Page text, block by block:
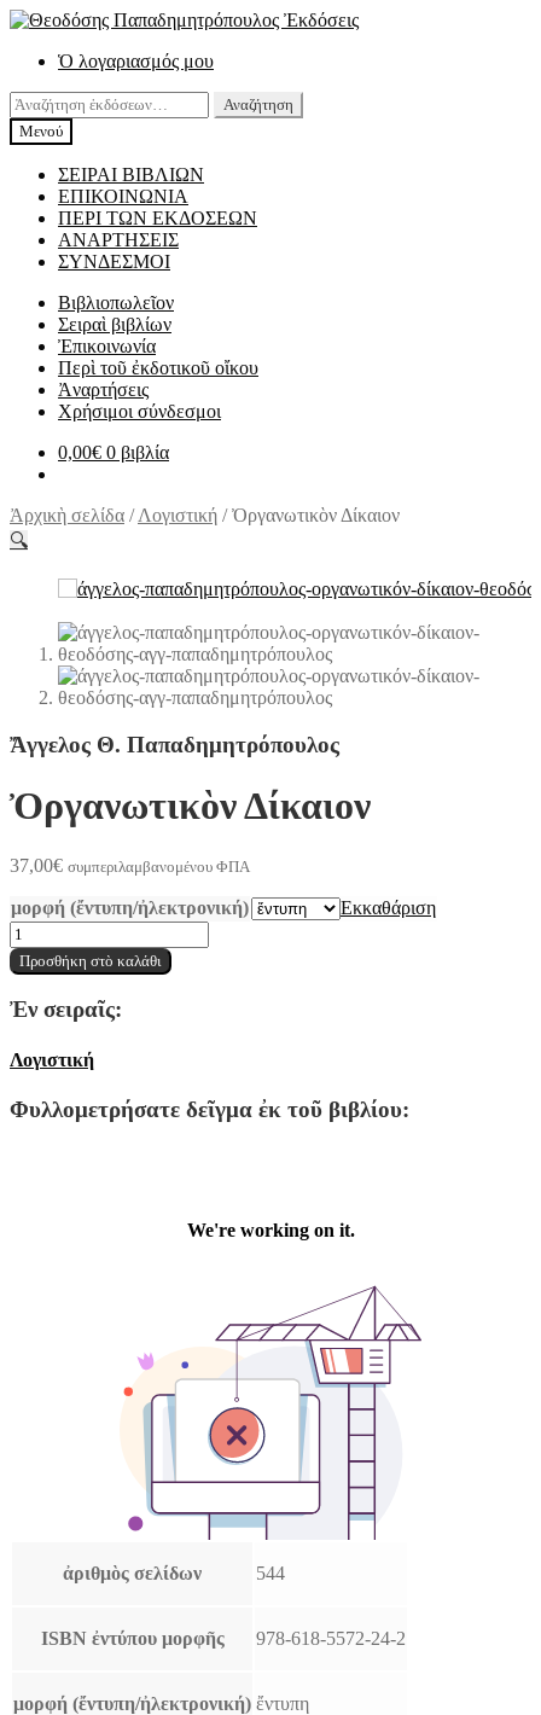
Απευθείας
στην
Μετάβαση
περιεχόμενο
Ὁ λογαριασμός μου
Αναζήτηση
για:
Αναζήτηση
Μενού
ΣΕΙΡΑΙ ΒΙΒΛΙΩΝ
ΕΠΙΚΟΙΝΩΝΙΑ
ΠΕΡΙ ΤΩΝ ΕΚΔΟΣΕΩΝ
ΑΝΑΡΤΗΣΕΙΣ
ΣΥΝΔΕΣΜΟΙ
Βιβλιοπωλεῖον
Σειραὶ βιβλίων
Ἐπικοινωνία
Περὶ τοῦ ἐκδοτικοῦ οἴκου
Ἀναρτήσεις
Χρήσιμοι σύνδεσμοι
0,00€ 0 βιβλία
Ἀρχικὴ σελίδα /Λογιστική /Ὀργανωτικὸν Δίκαιον
🔍
Ἄγγελος Θ. Παπαδημητρόπουλος
Ὀργανωτικὸν Δίκαιον
37,00€ συμπεριλαμβανομένου ΦΠΑ
μορφή (ἔντυπη/ἠλεκτρονική)
Εκκαθάριση
Ὀργανωτικὸν
Δίκαιον
ποσότητα
Προσθήκη στὸ καλάθι
Ἐν σειραῖς:
Λογιστική
Φυλλομετρήσατε δεῖγμα ἐκ τοῦ βιβλίου:
ἀριθμὸς σελίδων 544
ISBN ἐντύπου μορφῆς 978-618-5572-24-2
μορφή (ἔντυπη/ἠλεκτρονική) ἔντυπη